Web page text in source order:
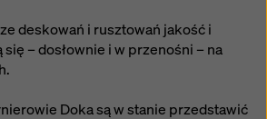
deskowań i rusztowań jakość i
– dosłownie i w przenośni – na
Doka są w stanie przedstawić